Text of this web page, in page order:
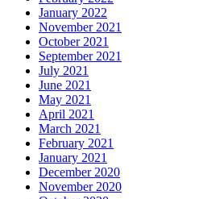
January 2022
November 2021
October 2021
September 2021
July 2021
June 2021
May 2021
April 2021
March 2021
February 2021
January 2021
December 2020
November 2020